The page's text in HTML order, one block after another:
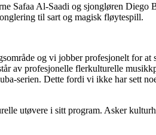
Safaa Al-Saadi og sjongløren Diego
til sart og magisk fløytespill.
og vi jobber profesjonelt for
av profesjonelle flerkulturelle
serien. Dette fordi vi ikke har sett
utøvere i sitt program. Asker